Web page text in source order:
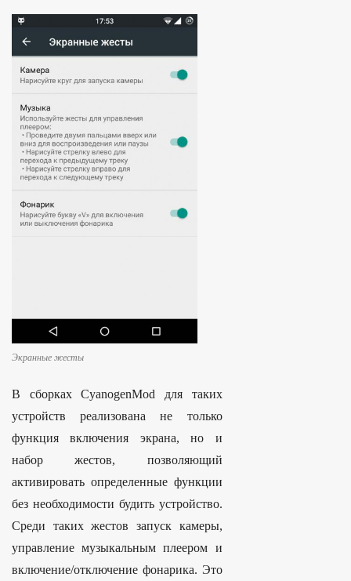
Экранные жесты
В сборках CyanogenMod для таких
устройств реализована не только
функция включения экрана, но и
набор жестов, позволяющий
активировать определенные функции
без необходимости будить устройство.
Среди таких жестов запуск камеры,
управление музыкальным плеером и
включение/отключение фонарика. Это